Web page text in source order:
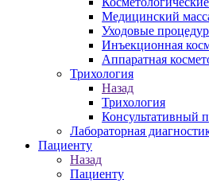
Медицинский
Уходовые
Инъекционная
Аппаратная
Трихология
Назад
Трихология
Консультативный
Лабораторная
Пациенту
Назад
Пациенту